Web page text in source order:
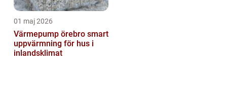
01 maj 2026
Värmepump örebro smart
uppvärmning för hus i
inlandsklimat